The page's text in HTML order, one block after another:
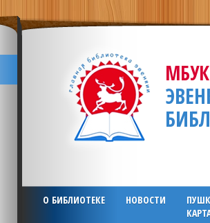
МБУК
О БИБЛИОТЕКЕ НОВОСТИ